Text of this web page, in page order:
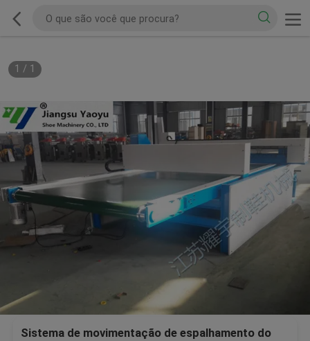
1 / 1
Sistema de movimentação de espalhamento do